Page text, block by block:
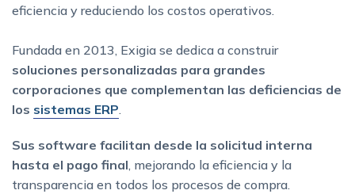
eficiencia y reduciendo los costos operativos.
Fundada en 2013, Exigia se dedica a construir
soluciones personalizadas para grandes
corporaciones que complementan las deficiencias de
los sistemas ERP.
Sus software facilitan desde la solicitud interna
hasta el pago final, mejorando la eficiencia y la
transparencia en todos los procesos de compra.